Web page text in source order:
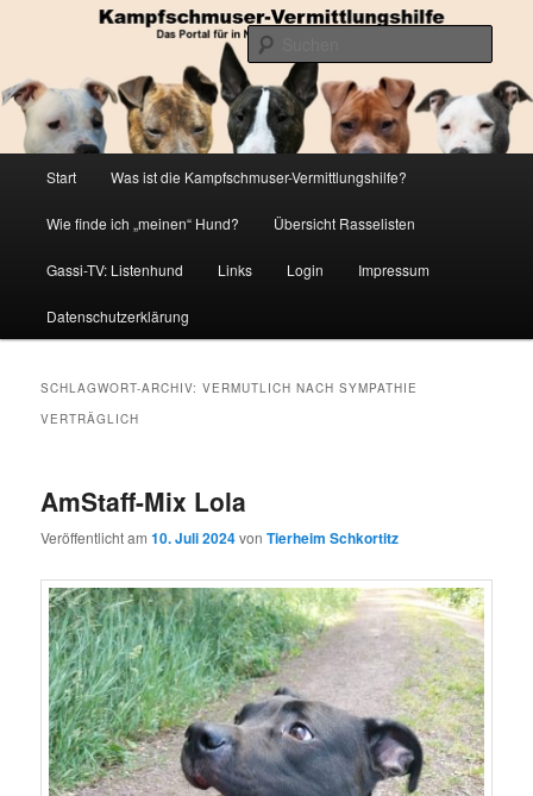
springen
springenKampfschmuser-Vermittlungshilfe
Die Datenbank für in Not geratene Listenhunde
Start Was ist die Kampfschmuser-Vermittlungshilfe?
Wie finde ich „meinen“ Hund? Übersicht Rasselisten
Gassi-TV: Listenhund Links Login Impressum
Datenschutzerklärung
SCHLAGWORT-ARCHIV:VERMUTLICH NACH SYMPATHIE
VERTRÄGLICH
AmStaff-Mix Lola
Veröffentlicht am10. Juli 2024vonTierheim Schkortitz